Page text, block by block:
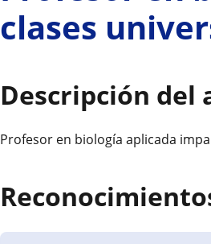
clases
Descripción del
Profesor en biología aplicada